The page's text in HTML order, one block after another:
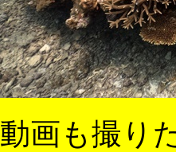
動画も撮り